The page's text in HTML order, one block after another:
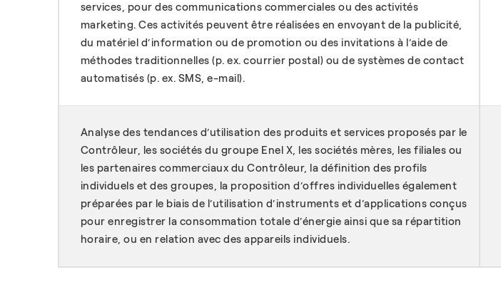
services, pour des communications commerciales ou des activités
marketing. Ces activités peuvent être réalisées en envoyant de la publicité,
du matériel d’information ou de promotion ou des invitations à l’aide de
méthodes traditionnelles (p. ex. courrier postal) ou de systèmes de contact
automatisés (p. ex. SMS, e-mail).
Analyse des tendances d’utilisation des produits et services proposés par le
Contrôleur, les sociétés du groupe Enel X, les sociétés mères, les filiales ou
les partenaires commerciaux du Contrôleur, la définition des profils
individuels et des groupes, la proposition d’offres individuelles également
préparées par le biais de l’utilisation d’instruments et d’applications conçus
pour enregistrer la consommation totale d’énergie ainsi que sa répartition
horaire, ou en relation avec des appareils individuels.